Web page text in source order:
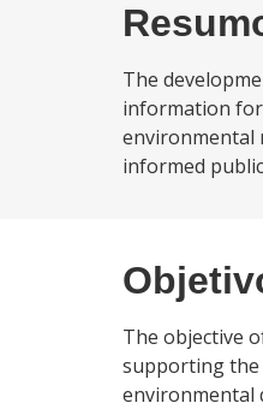
The
information
environmental
informed
The objective
supporting the
environmental